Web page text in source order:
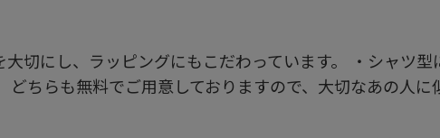
切にし、ラッピングにもこだわっています。 ・シャツ型
ちらも無料でご用意しておりますので、大切なあの人